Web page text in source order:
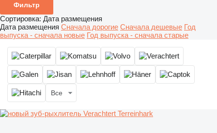
Фильтр
Сортировка: Дата размещения
Дата размещения Сначала дорогие Сначала дешевые Год
выпуска - сначала новые Год выпуска - сначала старые
Все